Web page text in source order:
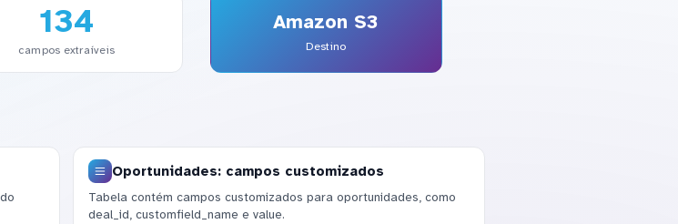
134
campos extraíveis
Amazon S3
Destino
Oportunidades: campos customizados
Tabela contém campos customizados para oportunidades, como
deal_id, customfield_name e value.